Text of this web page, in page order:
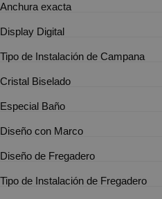
Anchura exacta
Display Digital
Tipo de Instalación de Campana
Cristal Biselado
Especial Baño
Diseño con Marco
Diseño de Fregadero
Tipo de Instalación de Fregadero